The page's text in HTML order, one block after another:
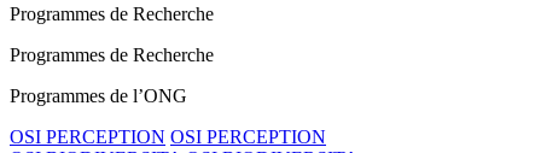
Programmes de Recherche
Programmes de Recherche
Programmes de l’ONG
OSI PERCEPTION OSI PERCEPTION